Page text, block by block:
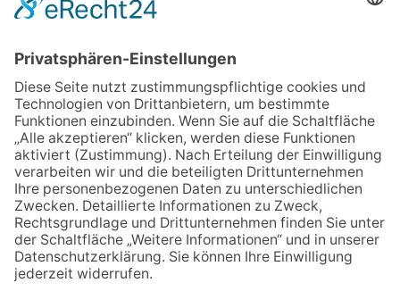
06.08.2026
Jugendchor Hochtaunus
Programm „Changes“
Sommerabend: Der Rettershof
lädt wieder zum Weinfest ein
06.08.2026
Hisamoto und Tölke begeistern
mit Werken von Walter
Wachsmuth
09.07.2026
Wasserampel steht auf Gelb:
Stadt ruft zum Wassersparen
auf